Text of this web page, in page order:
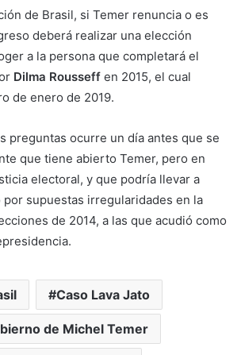
de Brasil, si Temer renuncia o es
deberá realizar una elección
a la persona que completará el
Dilma Rousseff en 2015, el cual
de enero de 2019.
preguntas ocurre un día antes que se
que tiene abierto Temer, pero en
electoral, y que podría llevar a
por supuestas irregularidades en la
de 2014, a las que acudió como
Caso Lava Jato
de Michel Temer